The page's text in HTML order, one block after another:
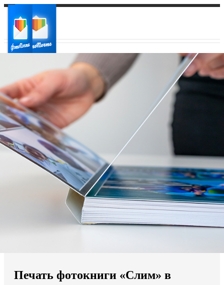
Ваш город:
Ваш регион доставки
Выберите из списка:
Мы доставляем по всему миру
Печать фотокниги «Слим» в